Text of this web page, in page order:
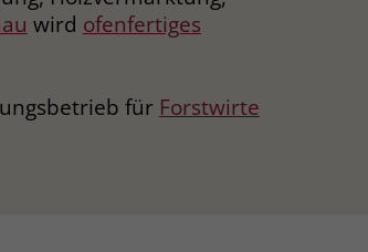
wird ofenfertiges
für Forstwirte